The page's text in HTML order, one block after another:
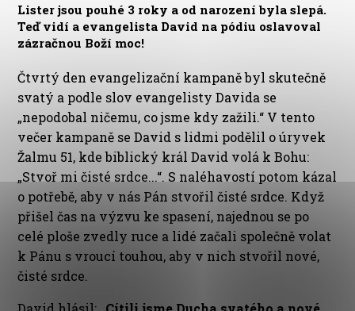
Lister jsou pouhé 3 roky a od narození byla slepá.
Teď vidí a evangelista David na pódiu oslavoval
zázračnou Boží moc!
Čtvrtý den evangelizační kampaně byl skutečně
svatý a podle slov evangelisty Davida se
„nepodobal ničemu, co jsme kdy zažili.“ V tento
večer kampaně se David s lidmi podělil o úryvek
Žalmu 51, kde biblický král David volá k Bohu:
„Stvoř mi čisté srdce...“. S naléhavostí potom kázal
o potřebě, aby v nás Pán stvořil čisté srdce. Když
přišel čas na výzvu ke spasení, najednou se po
celé ploše zvedly ruce a lidé začali společně volat
k Pánu s vroucí touhou, aby v nich stvořil nové,
čisté srdce.